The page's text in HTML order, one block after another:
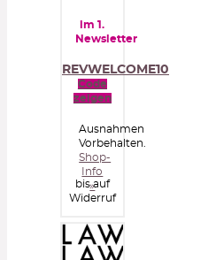
im 1.
Newsletter
REVWELCOME10
Code
zeigen
Ausnahmen
Vorbehalten.
Shop-
Info
»
bis auf
Widerruf